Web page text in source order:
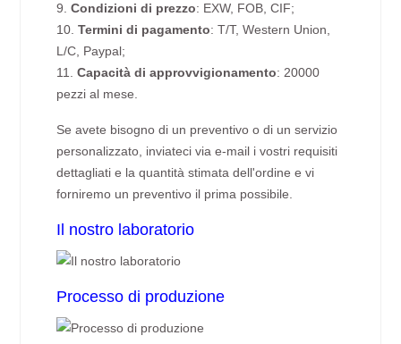
9.Condizioni di prezzo: EXW, FOB, CIF;
10.Termini di pagamento: T/T, Western Union,
L/C, Paypal;
11.Capacità di approvvigionamento: 20000
pezzi al mese.
Se avete bisogno di un preventivo o di un servizio
personalizzato, inviateci via e-mail i vostri requisiti
dettagliati e la quantità stimata dell'ordine e vi
forniremo un preventivo il prima possibile.
Il nostro laboratorio
Processo di produzione